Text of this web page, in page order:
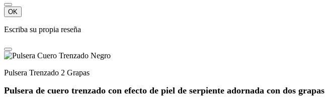
OK
Escriba su propia reseña
Pulsera Trenzado 2 Grapas
Pulsera de cuero trenzado con efecto de piel de serpiente adornada con dos grapas